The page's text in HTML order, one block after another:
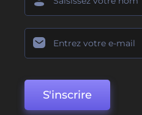
S'inscrire